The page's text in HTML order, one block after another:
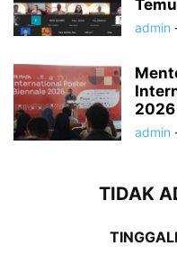
admin
admin
TIDAK